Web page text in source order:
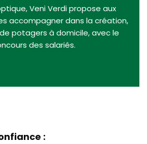
Veni Verdi propose aux
accompagner dans la création,
potagers à domicile, avec le
des salariés.
: